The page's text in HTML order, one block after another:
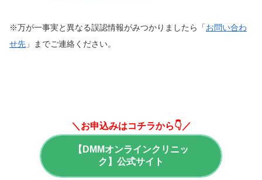
※万が一事実と異なる誤認情報がみつかりましたら「お問い合わ
せ先 」までご連絡ください。
＼お申込みはコチラから👇／
【DMMオンラインクリニッ
ク】公式サイト